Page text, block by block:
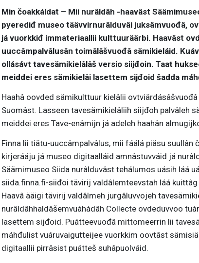
Min čoakkáldat – Mii nurâldâh -haavâst
pyerediđ museo täävvirnurâlduvâi juksâmvuođâ,
já vuorkkiđ immateriaallii kulttuuräärbi. Haavâst
uuccâmpalvâlusân toimâlâšvuođâ sämikieláid.
ollásávt tavesämikielâlâš versio siijđoin. Taat
meiddei eres sämikielâi lasettem sijđoid šadda
Haahâ oovded sämikulttuur kielâlii
Suomâst. Lasseen tavesämikielâliih siijđoh palvâleh
meiddei eres Tave-enâmijn já adeleh haahân
Finna lii tiätu-uuccâmpalvâlus, mii fáálá piäsu suullân
kirjerááju já museo digitaalláid amnâstuvváid já
Säämimuseo Siida nurâlduvâst tehálumos uásih láá
siida.finna.fi-siiđoi tävirij valdâlemteevstah láá
Haavâ ääigi tävirij valdâlmeh jurgâluvvojeh
nurâldâhhaldâšemvuáhádâh Collecte ovdeduvvoo
lasettem sijđoid. Puátteevuođâ mittomeerrin lii
máhđulist vuáruvaigutteijee vuorkkim oovtâst
digitaallii pirrâsist puátteš suhâpuolváid.